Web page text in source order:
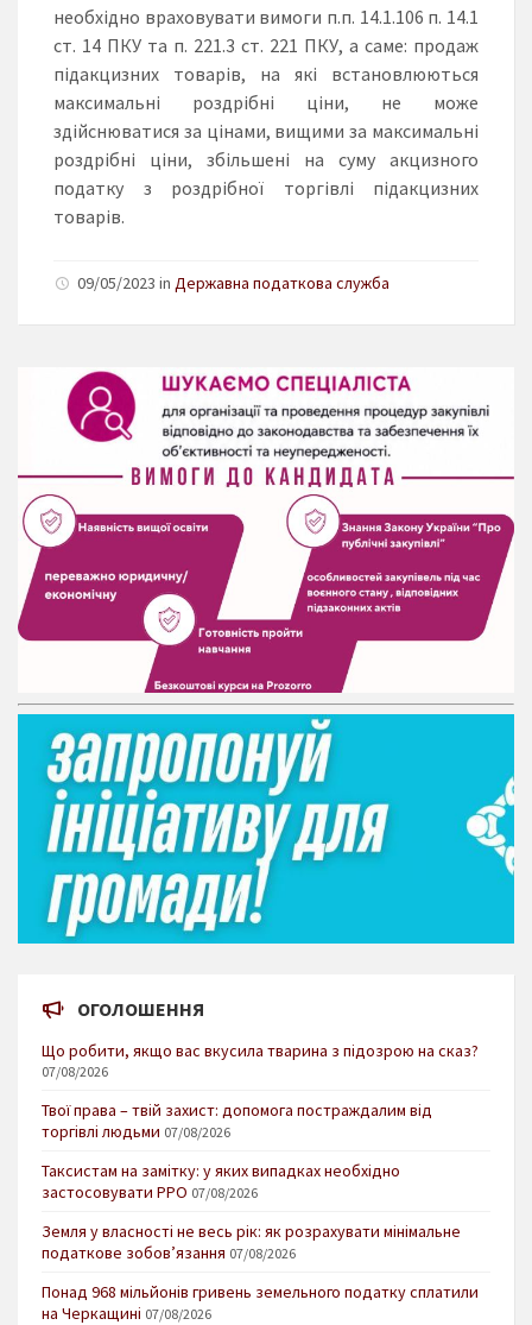
необхідно враховувати вимоги п.п. 14.1.106 п. 14.1
ст. 14 ПКУ та п. 221.3 ст. 221 ПКУ, а саме: продаж
підакцизних товарів, на які встановлюються
максимальні роздрібні ціни, не може
здійснюватися за цінами, вищими за максимальні
роздрібні ціни, збільшені на суму акцизного
податку з роздрібної торгівлі підакцизних
товарів.
09/05/2023 in Державна податкова служба
ОГОЛОШЕННЯ
Що робити, якщо вас вкусила тварина з підозрою на сказ?
07/08/2026
Твої права – твій захист: допомога постраждалим від
торгівлі людьми 07/08/2026
Таксистам на замітку: у яких випадках необхідно
застосовувати РРО 07/08/2026
Земля у власності не весь рік: як розрахувати мінімальне
податкове зобов’язання 07/08/2026
Понад 968 мільйонів гривень земельного податку сплатили
на Черкащині 07/08/2026